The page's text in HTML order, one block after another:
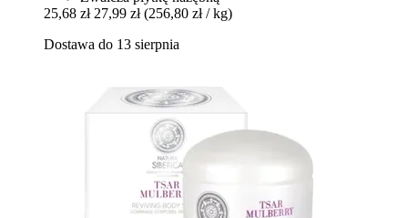
25,68 zł 27,99 zł (256,80 zł / kg)
Dostawa do 13 sierpnia